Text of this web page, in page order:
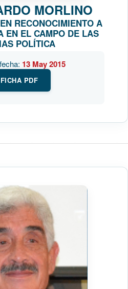
MORLINO
RECONOCIMIENTO A
EN EL CAMPO DE LAS
POLÍTICA
13 May 2015
PDF